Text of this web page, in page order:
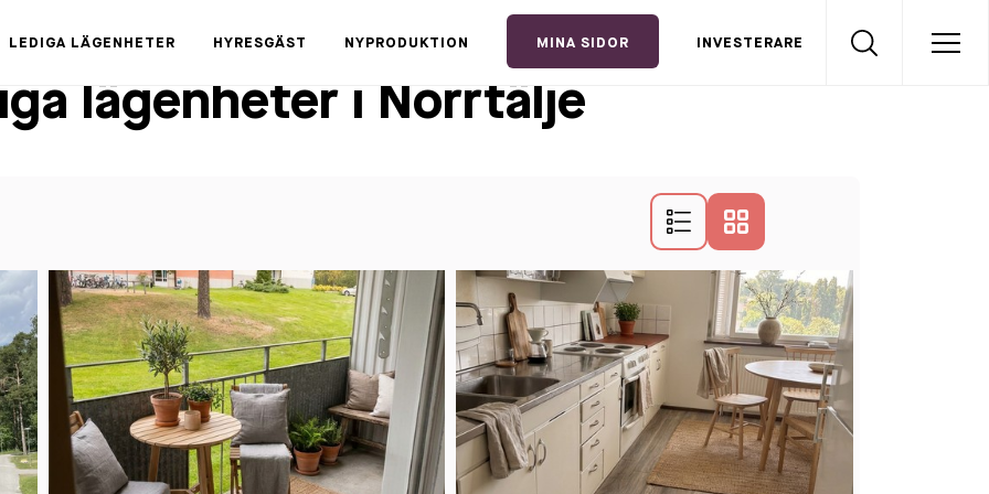
LEDIGA LÄGENHETER HYRESGÄST NYPRODUKTION MINA SIDOR INVESTERARE
lägenheter i Norrtälje